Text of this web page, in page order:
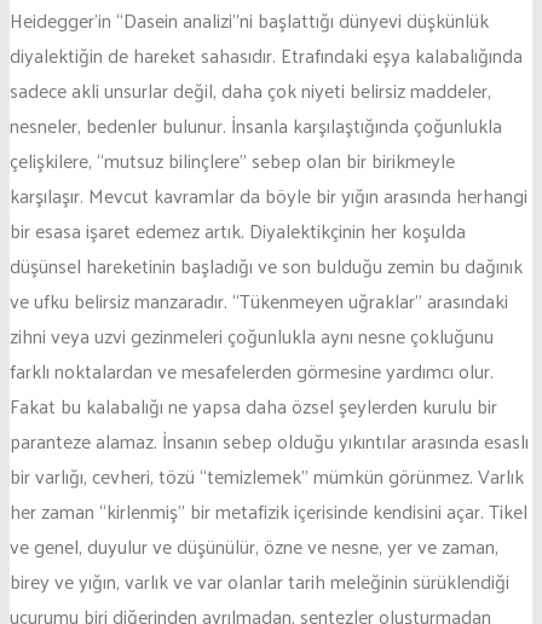
Heidegger’in “Dasein analizi”ni başlattığı dünyevi düşkünlük
diyalektiğin de hareket sahasıdır. Etrafındaki eşya kalabalığında
sadece akli unsurlar değil, daha çok niyeti belirsiz maddeler,
nesneler, bedenler bulunur. İnsanla karşılaştığında çoğunlukla
çelişkilere, “mutsuz bilinçlere” sebep olan bir birikmeyle
karşılaşır. Mevcut kavramlar da böyle bir yığın arasında herhangi
bir esasa işaret edemez artık. Diyalektikçinin her koşulda
düşünsel hareketinin başladığı ve son bulduğu zemin bu dağınık
ve ufku belirsiz manzaradır. “Tükenmeyen uğraklar” arasındaki
zihni veya uzvi gezinmeleri çoğunlukla aynı nesne çokluğunu
farklı noktalardan ve mesafelerden görmesine yardımcı olur.
Fakat bu kalabalığı ne yapsa daha özsel şeylerden kurulu bir
paranteze alamaz. İnsanın sebep olduğu yıkıntılar arasında esaslı
bir varlığı, cevheri, tözü “temizlemek” mümkün görünmez. Varlık
her zaman “kirlenmiş” bir metafizik içerisinde kendisini açar. Tikel
ve genel, duyulur ve düşünülür, özne ve nesne, yer ve zaman,
birey ve yığın, varlık ve var olanlar tarih meleğinin sürüklendiği
uçurumu biri diğerinden ayrılmadan, sentezler oluşturmadan